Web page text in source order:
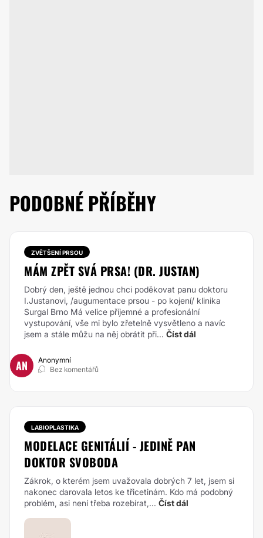
PODOBNÉ PŘÍBĚHY
ZVĚTŠENÍ PRSOU
MÁM ZPĚT SVÁ PRSA! (DR. JUSTAN)
Dobrý den, ještě jednou chci poděkovat panu doktoru
I.Justanovi, /augumentace prsou - po kojení/ klinika
Surgal Brno Má velice příjemné a profesionální
vystupování, vše mi bylo zřetelně vysvětleno a navíc
jsem a stále můžu na něj obrátit při... Číst dál
AN
Anonymní
Bez komentářů
LABIOPLASTIKA
MODELACE GENITÁLIÍ - JEDINĚ PAN
DOKTOR SVOBODA
Zákrok, o kterém jsem uvažovala dobrých 7 let, jsem si
nakonec darovala letos ke třicetinám. Kdo má podobný
problém, asi není třeba rozebírat,... Číst dál